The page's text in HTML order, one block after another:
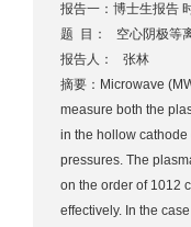
报告一：博士生报告
题 目： 空心阴极等
报告人： 张林
摘要：Microwave
measure both the
in the hollow
pressures. The
on the order of 1012
effectively. In the